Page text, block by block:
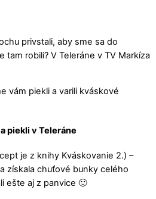
privstali, aby sme sa do
tam robili? V Teleráne v TV Markíza
vám piekli a varili kváskové
piekli v Teleráne
je z knihy Kváskovanie 2.) –
získala chuťové bunky celého
ešte aj z panvice 🙂